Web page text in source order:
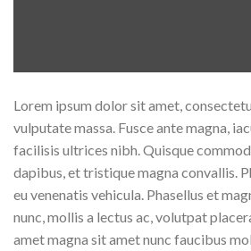
Lorem ipsum dolor sit amet,
vulputate massa. Fusce ante magna,
facilisis ultrices nibh. Quisque
dapibus, et tristique magna convallis.
eu venenatis vehicula. Phasellus et
nunc, mollis a lectus ac, volutpat
amet magna sit amet nunc faucibus